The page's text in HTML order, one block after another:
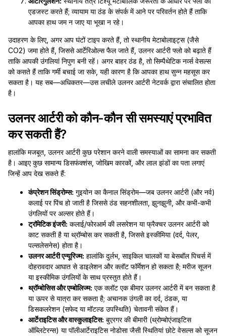
एडजस्ट करते हैं; व्यायाम या ठंड के संपर्क में आने पर परिवर्तन होते हैं ताकि
आपका हाथ जम न जाए या भूखा न रहे।
उदाहरण के लिए, अगर आप घंटों टाइप करते हैं, तो स्थानीय मेटाबोलाइट्स (जैसे
CO2) जमा होते हैं, जिससे आर्टेरिओल्स फैल जाते हैं, उलनर आर्टरी फ्लो को बढ़ाते हैं
ताकि आपकी उंगलियां निपुण बनी रहें। अगर बाहर ठंड है, तो सिम्पैथेटिक नर्व्स वेसल्स
को कसते हैं ताकि गर्मी बचाई जा सके, यही कारण है कि आपका हाथ सुन्न महसूस कर
सकता है। यह सब—अधिकतर—उस लचीले उलनर आर्टरी नेटवर्क द्वारा संचालित होता
है।
उलनर आर्टरी को कौन-कौन सी समस्याएं प्रभावित
कर सकती हैं?
हालांकि मजबूत, उलनर आर्टरी कुछ परेशान करने वाली समस्याओं का सामना कर सकती
है। आइए कुछ सामान्य डिसफंक्शंस, जोखिम कारकों, और लाल झंडों का पता लगाएं
जिन्हें आप देख सकते हैं:
कंप्रेशन सिंड्रोम्स: गुइयोन का कैनाल सिंड्रोम—जब उलनर आर्टरी (और नर्व)
कलाई पर पिंच हो जाती है जिससे ठंड सहनशीलता, झुनझुनी, और कभी-कभी
उंगलियों पर अल्सर होते हैं।
ट्रॉमेटिक इंजरी: कलाई/फोरआर्म की लसरेशन या फ्रैक्चर उलनर आर्टरी को
काट सकती है या थ्रॉम्बोस कर सकती है, जिससे इस्कीमिया (दर्द, पेलर,
पल्सलेसनेस) होता है।
उलनर आर्टरी एन्यूरिज्म: हालांकि दुर्लभ, साइकिल चालकों या बेसबॉल पिचर्स में
दोहरावदार आघात से डाइलेशन और क्लॉट फॉर्मेशन हो सकता है; मरीज सूजन
या इस्कीमिक उंगलियों के साथ प्रस्तुत होते हैं।
थ्रॉम्बोसिस और एम्बोलिज्म: एक क्लॉट एक बीमार उलनर आर्टरी में बन सकता है
या ऊपर से यात्रा कर सकता है; अचानक उंगली का दर्द, ठंडक, या
डिसकलरेशन (सफेद या मॉटल्ड उपस्थिति) चेतावनी संकेत हैं।
आर्टेराइटिस और वास्कुलाइटिस: बुएरगर की बीमारी (थ्रोम्बोएंजाइटिस
ऑब्लिटेरन्स) या पॉलीआर्टेराइटिस नोडोसा जैसी स्थितियां छोटे वेसल्स को सूजन